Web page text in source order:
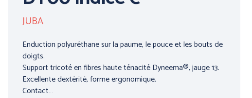
PROTECTION DU
JUBA
Enduction polyuréthane sur la paume, le pouce et les bouts de
doigts.
Support tricoté en fibres haute ténacité Dyneema®, jauge 13.
Excellente dextérité, forme ergonomique.
Contact…